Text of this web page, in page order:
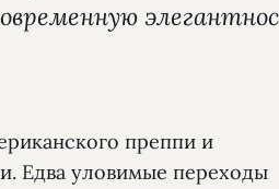
преппи и
Едва уловимые переходы